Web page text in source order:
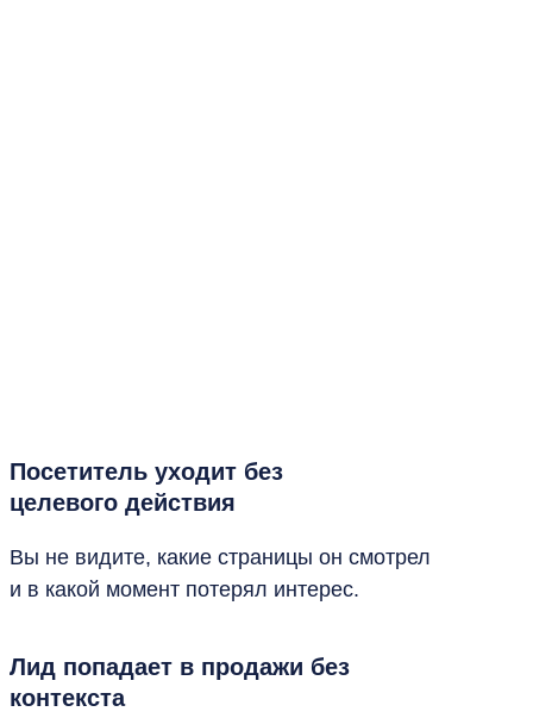
Посетитель уходит без
целевого действия
Вы не видите, какие страницы он смотрел
и в какой момент потерял интерес.
Лид попадает в продажи без
контекста